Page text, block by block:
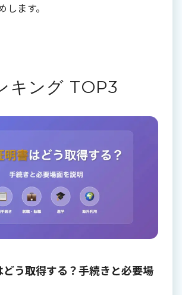
します。
キング TOP3
う取得する？手続きと必要場